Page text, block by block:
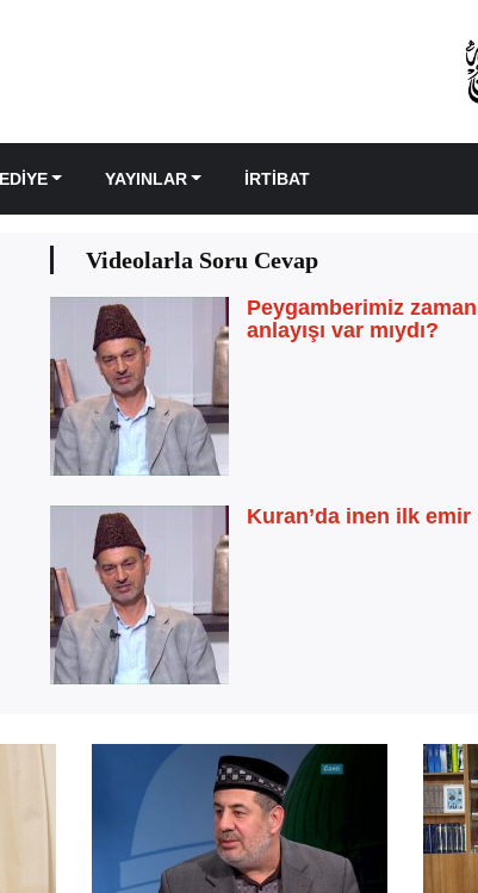
YAYINLAR İRTIBAT
Videolarla Soru Cevap
Peygamberimiz
anlayışı var mıydı?
Kuran’da inen ilk emir